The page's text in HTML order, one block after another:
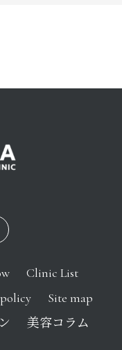
Clinic List
Site map
美容コラム